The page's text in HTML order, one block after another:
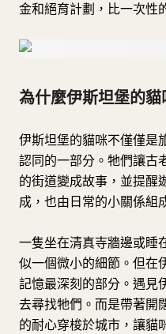
金和絕育計劃，比一次性
為什麼伊斯坦堡的貓
伊斯坦堡的貓咪不僅僅是
認同的一部分。牠們讓古
的街道變成故事，並提醒
成，也由日常的小關係組
一隻坐在清真寺牆邊或睡
似一個微小的細節。但在
記憶最深刻的部分。遇見
去尋找牠們。而是帶著開
的耐心穿梭於城市，讓貓